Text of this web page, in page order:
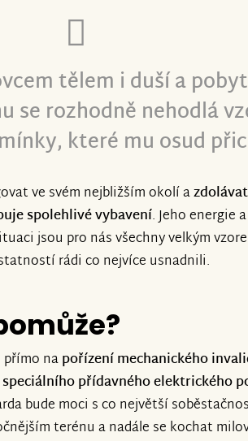
tělem i duší a
se rozhodně nehodlá
které mu osud
ve svém nejbližším okolí a
spolehlivé vybavení. Jeho energie
jsou pro nás všechny velkým
rádi co nejvíce usnadnili.
napořízení mechanického
přídavného elektrického
bude moci s co největší
terénu a nadále se kochat